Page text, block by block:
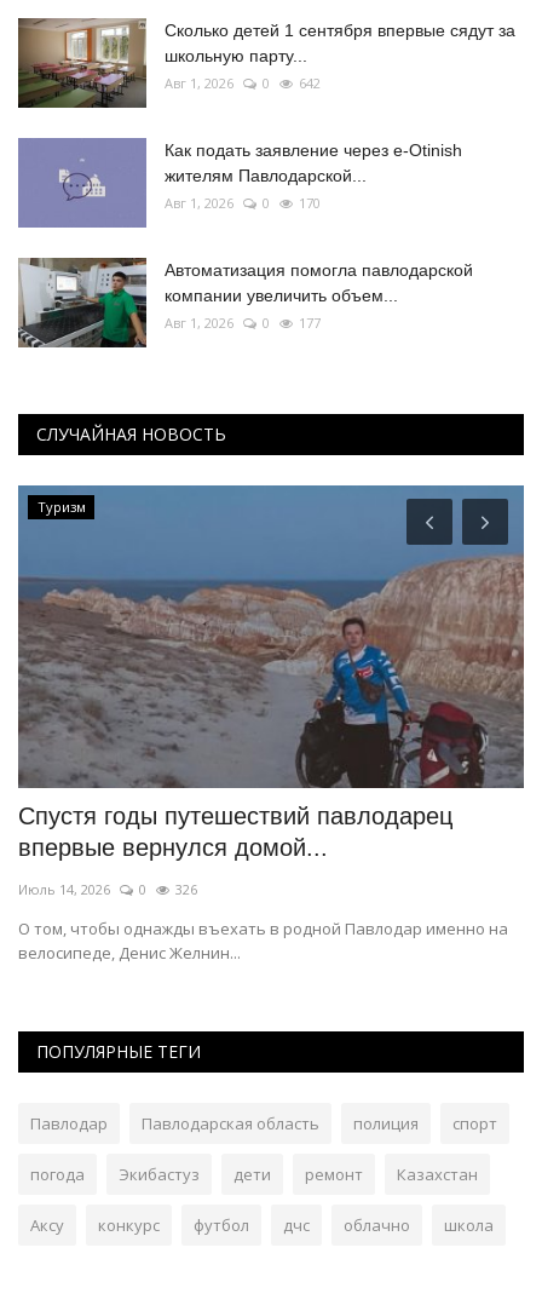
Сколько детей 1 сентября впервые сядут за
школьную парту...
Авг 1, 2026 0 642
Как подать заявление через e-Otinish
жителям Павлодарской...
Авг 1, 2026 0 170
Автоматизация помогла павлодарской
компании увеличить объем...
Авг 1, 2026 0 177
СЛУЧАЙНАЯ НОВОСТЬ
Туризм
Спустя годы путешествий павлодарец
впервые вернулся домой...
Июль 14, 2026 0 326
О том, чтобы однажды въехать в родной Павлодар именно на
велосипеде, Денис Желнин...
ПОПУЛЯРНЫЕ ТЕГИ
Павлодар Павлодарская область полиция спорт
погода Экибастуз дети ремонт Казахстан
Аксу конкурс футбол дчс облачно школа